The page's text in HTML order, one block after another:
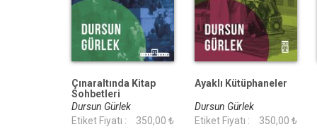
Çınaraltında Kitap
Sohbetleri
Dursun Gürlek
Etiket Fiyatı :
350,00 ₺
Ayaklı Kütüphaneler
Dursun Gürlek
Etiket Fiyatı :
350,00 ₺